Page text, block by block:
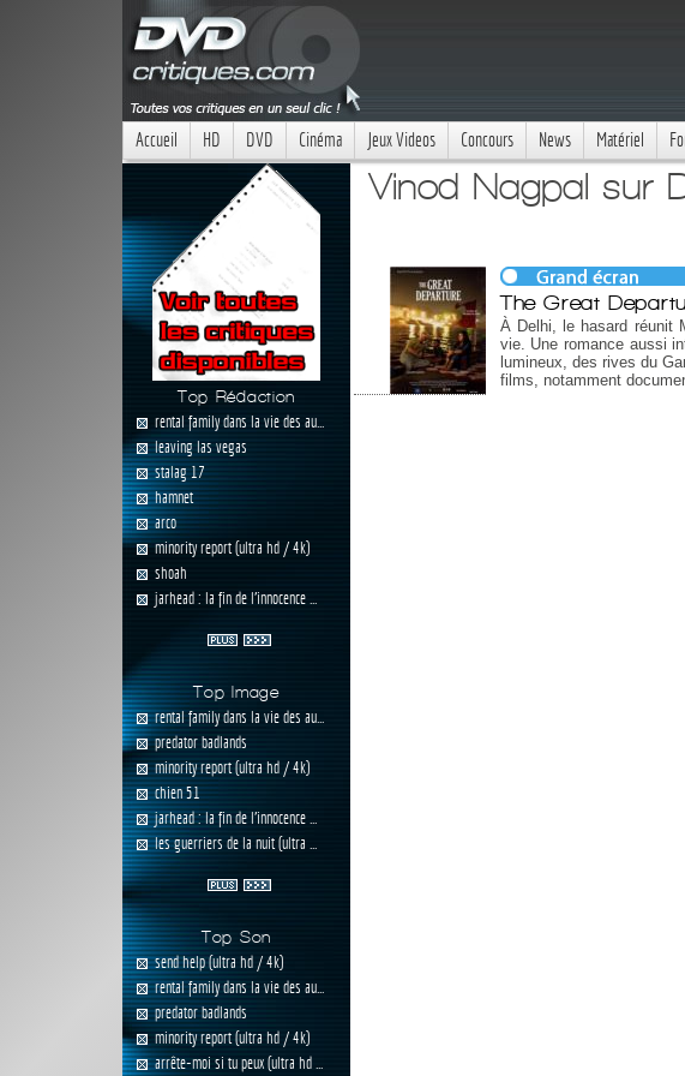
Accueil HD DVD Cinéma Jeux Videos Concours News Matériel
Top Rédaction
rental family dans la vie des au...
leaving las vegas
stalag 17
hamnet
arco
minority report (ultra hd / 4k)
shoah
jarhead : la fin de l'innocence ...
Top Image
rental family dans la vie des au...
predator badlands
minority report (ultra hd / 4k)
chien 51
jarhead : la fin de l'innocence ...
les guerriers de la nuit (ultra ...
Top Son
send help (ultra hd / 4k)
rental family dans la vie des au...
predator badlands
minority report (ultra hd / 4k)
arrête-moi si tu peux (ultra hd ...
Vinod Nagpal sur
The Great
À Delhi, le hasard réunit
vie. Une romance aussi
lumineux, des rives du
films, notamment